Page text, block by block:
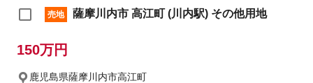
売地 薩摩川内市 高江町 (川内駅) その他用地
150万円
鹿児島県薩摩川内市高江町